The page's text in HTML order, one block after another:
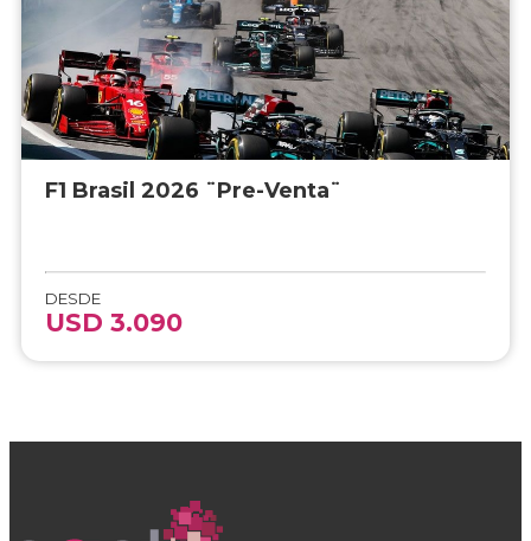
F1 Brasil 2026 ¨Pre-Venta¨
DESDE
USD 3.090